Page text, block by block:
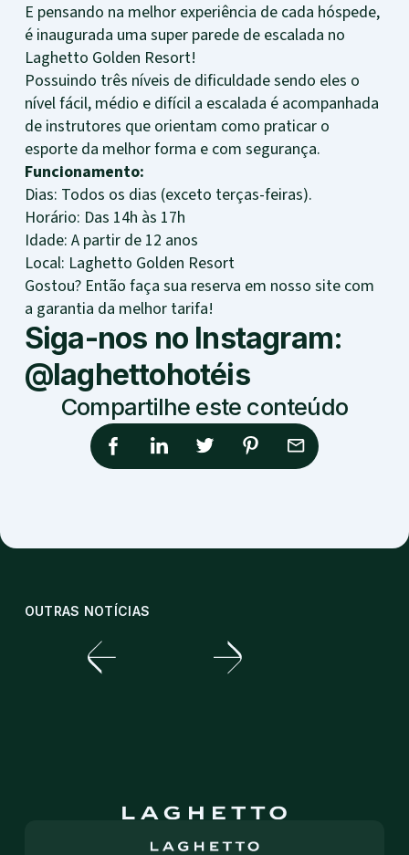
E pensando na melhor experiência de cada hóspede,
é inaugurada uma super parede de escalada no
Laghetto Golden Resort!
Possuindo três níveis de dificuldade sendo eles o
nível fácil, médio e difícil a escalada é acompanhada
de instrutores que orientam como praticar o
esporte da melhor forma e com segurança.
Funcionamento:
Dias: Todos os dias (exceto terças-feiras).
Horário: Das 14h às 17h
Idade: A partir de 12 anos
Local: Laghetto Golden Resort
Gostou? Então faça sua reserva em nosso site com
a garantia da melhor tarifa!
Siga-nos no Instagram:
@laghettohotéis
Compartilhe este conteúdo
OUTRAS NOTÍCIAS